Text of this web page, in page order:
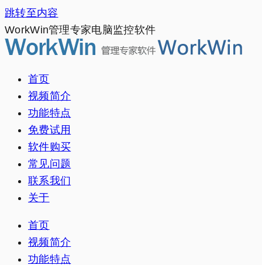
跳转至内容
WorkWin管理专家电脑监控软件
首页
视频简介
功能特点
免费试用
软件购买
常见问题
联系我们
关于
首页
视频简介
功能特点